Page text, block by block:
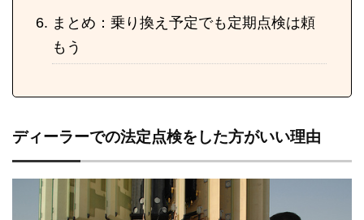
まとめ：乗り換え予定でも定期点検は頼
もう
ディーラーでの法定点検をした方がいい理由